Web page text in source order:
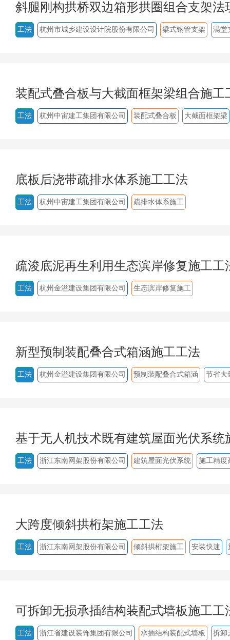
斜腿刚构拱桥双边箱形拱圈组合支架法
工法 杭州市城乡建设设计院股份有限公司 梁式钢管支架 满堂
装配式叠合板与大截面框架梁组合施工
工法 杭州中宙建工集团有限公司 装配式叠合板 大截面框架梁
底板后浇带疏排水体系施工工法
工法 杭州中宙建工集团有限公司 疏排水体系施工
疏浚底泥再生利用生态滨岸修复施工工
工法 杭州金溢建设集团有限公司 生态滨岸修复施工
新型预制装配叠合式箱涵施工工法
工法 杭州金溢建设集团有限公司 预制装配叠合式箱涵 节省大
基于无人机技术既有建筑屋面光伏系统
工法 浙江东南网架股份有限公司 建筑屋面光伏系统 施工精度
大跨度倾斜拱桁架施工工法
工法 浙江东南网架股份有限公司 倾斜拱桁架施工 安装快速
可拆卸无损承插结构装配式墙板施工工
工法 浙江省建设装饰集团有限公司 承插结构装配式墙板 拆卸